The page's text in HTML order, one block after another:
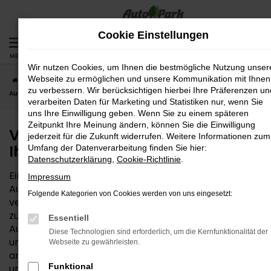
Zum
springen
MENÜ
Startseite Augsburg VW
VW Neuwagen – das passt zu Ihnen und
Augsburg
VW Neuwagen – das passt zu
Ihnen und Augsburg
Ein VW Neuwagen ist immer eine gute Wahl – ob für
Augsburg oder einen anderen Ort. Der Hersteller
versteht es seit Jahrzehnten, Qualität und Innovation
zu einem fairen Preis anzubieten. Wir von der
AutoPark GmbH sind von VW Neuwagen überzeugt
und bieten entsprechend die gesamte Bandbreite
an verfügbaren Fahrzeugen. Wer aus Augsburg zu
Cookie Einstellungen
Wir nutzen Cookies, um Ihnen die bestmögliche Nutzung
Webseite zu ermöglichen und unsere Kommunikation mit Ihnen
zu verbessern. Wir berücksichtigen hierbei Ihre Präferenzen
verarbeiten Daten für Marketing und Statistiken nur, wenn Sie
uns Ihre Einwilligung geben. Wenn Sie zu einem späteren
Zeitpunkt Ihre Meinung ändern, können Sie die Einwilligung
jederzeit für die Zukunft widerrufen. Weitere Informationen zum
Umfang der Datenverarbeitung finden Sie hier:
Datenschutzerklärung Cookie-Richtlinie
Impressum
Folgende Kategorien von Cookies werden von uns eingesetzt:
Essentiell
Diese Technologien sind erforderlich, um die Kernfunktionalität der
Webseite zu gewährleisten.
Funktional